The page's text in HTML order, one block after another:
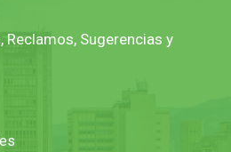
Reclamos, Sugerencias y